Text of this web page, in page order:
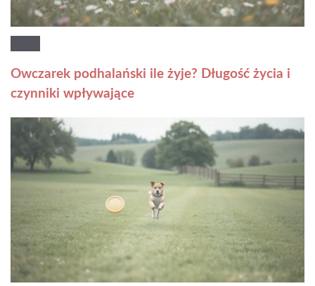
Owczarek podhalański ile żyje? Długość życia i
czynniki wpływające